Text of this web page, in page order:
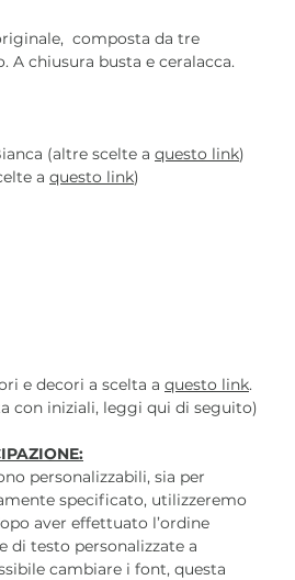
composta da tre
chiusura busta e ceralacca.
(altre scelte a questo link)
a questo link)
e decori a scelta a questo link.
con iniziali, leggi qui di seguito)
personalizzabili, sia per
specificato, utilizzeremo
aver effettuato l’ordine
di testo personalizzate a
cambiare i font, questa